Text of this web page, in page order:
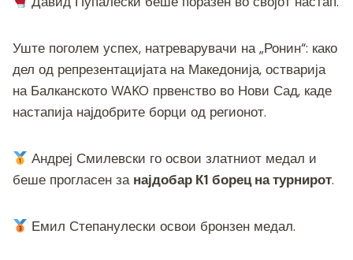
Уште поголем успех, натреварувачи на „Ронин“: како
дел од репрезентацијата на Македонија, остварија
на Балканското WAKO првенство во Нови Сад, каде
настапија најдобрите борци од регионот.
Андреј Смилевски го освои златниот медал и
беше прогласен за најдобар К1 борец на турнирот.
Емил Степанулески освои бронзен медал.